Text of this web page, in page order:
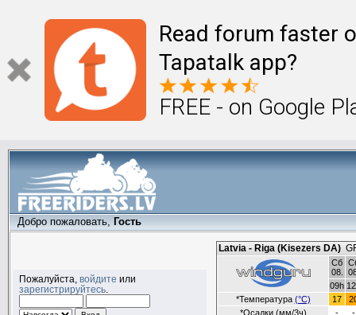
Read forum faster
Tapatalk app?
FREE - on Google
Добро пожаловать, Гость
Пожалуйста, войдите или
зарегистрируйтесь.